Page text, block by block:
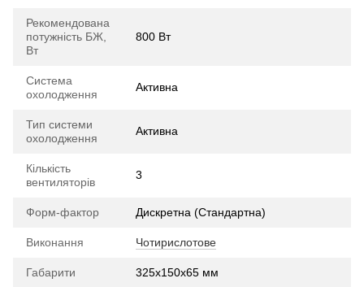
Рекомендована
потужність БЖ,
Вт
800 Вт
Система
охолодження
Активна
Тип системи
охолодження
Активна
Кількість
вентиляторів
3
Форм-фактор Дискретна (Стандартна)
Виконання Чотирислотове
Габарити 325x150x65 мм